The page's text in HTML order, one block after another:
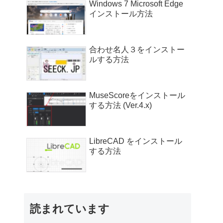
Windows 7 Microsoft Edge
インストール方法
合わせ名人３をインストー
ルする方法
MuseScoreをインストール
する方法 (Ver.4.x)
LibreCAD をインストール
する方法
読まれています